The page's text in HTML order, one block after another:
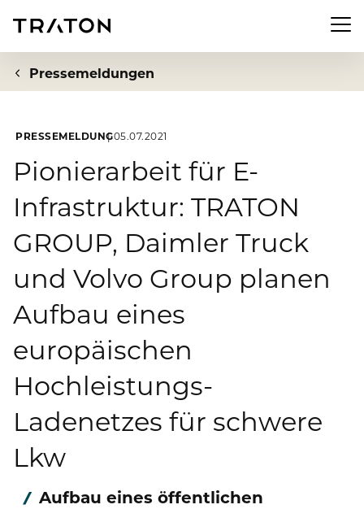
Zur Übersichtsseite: Unternehmen
Über uns
Strategie
Vorstand
Aufsichtsrat
Marken und Services
Anfahrt
Investor Relations
Zur Übersichtsseite: Investor Relations
Aktie
Publikationen
Finanznachrichten
Fremdkapital & Rating
Corporate Governance
Zur Übersichtsseite: Newsroom
Pressemeldungen
Mediathek
Kontakt
Stories
Nachhaltigkeit
Zur Übersichtsseite: Nachhaltigkeit
Compliance & Risiko
Zur Übersichtsseite: Compliance & Risiko
Compliance & Integrität
Risikomanagement
Karriere
Zur Übersichtsseite: Karriere
Arbeiten bei uns
DE
Pressemeldungen
PRESSEMELDUNG05.07.2021
Pionierarbeit für E-
Infrastruktur: TRATON
GROUP, Daimler Truck
und Volvo Group planen
Aufbau eines
europäischen
Hochleistungs-
Ladenetzes für schwere
Lkw
Aufbau eines öffentlichen